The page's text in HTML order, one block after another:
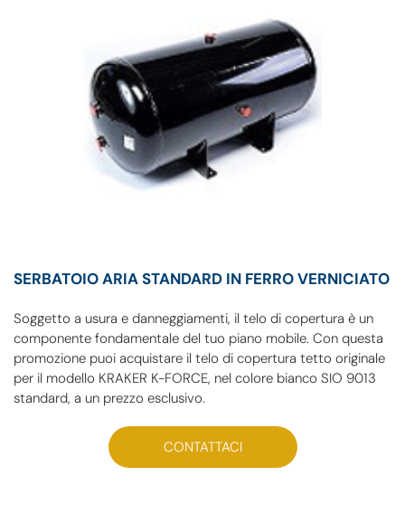
SERBATOIO ARIA STANDARD IN FERRO VERNICIATO
Soggetto a usura e danneggiamenti, il telo di copertura è un
componente fondamentale del tuo piano mobile. Con questa
promozione puoi acquistare il telo di copertura tetto originale
per il modello KRAKER K-FORCE, nel colore bianco SIO 9013
standard, a un prezzo esclusivo.
CONTATTACI